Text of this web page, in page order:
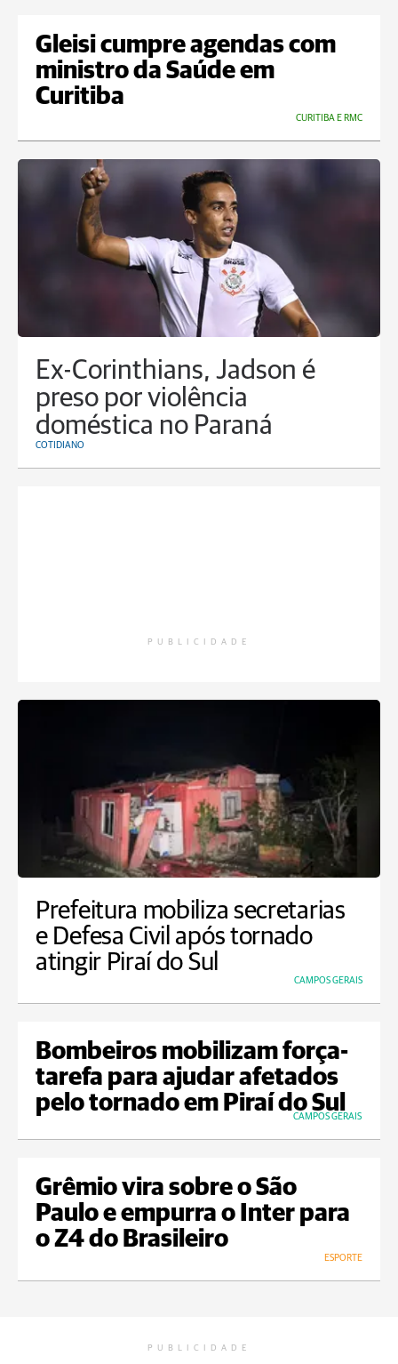
Gleisi cumpre agendas com
ministro da Saúde em
Curitiba
CURITIBA E RMC
Ex-Corinthians, Jadson é
preso por violência
doméstica no Paraná
COTIDIANO
PUBLICIDADE
Prefeitura mobiliza secretarias
e Defesa Civil após tornado
atingir Piraí do Sul
CAMPOS GERAIS
Bombeiros mobilizam força-
tarefa para ajudar afetados
pelo tornado em Piraí do Sul
CAMPOS GERAIS
Grêmio vira sobre o São
Paulo e empurra o Inter para
o Z4 do Brasileiro
ESPORTE
PUBLICIDADE